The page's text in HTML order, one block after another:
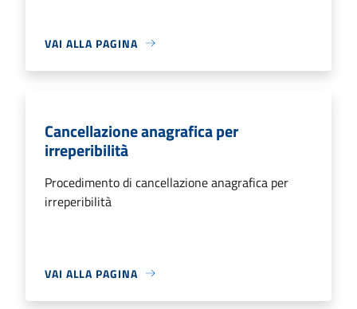
VAI ALLA PAGINA
Cancellazione anagrafica per
irreperibilità
Procedimento di cancellazione anagrafica per
irreperibilità
VAI ALLA PAGINA